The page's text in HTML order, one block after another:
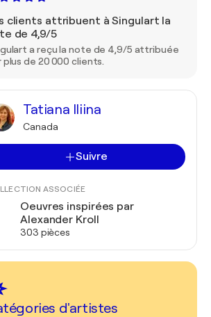
clients attribuent à Singulart la
de 4,9/5
a reçu la note de 4,9/5 attribuée
plus de 20 000 clients.
Tatiana Iliina
Canada
Suivre
ASSOCIÉE
Oeuvres inspirées par
Alexander Kroll
303 pièces
d'artistes